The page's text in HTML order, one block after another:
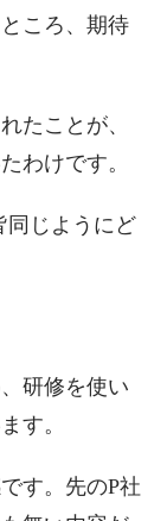
ころ、期待
たことが、
わけです。
同じようにど
研修を使い
す。
す。先のP社